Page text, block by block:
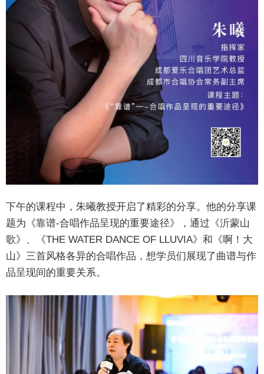
下午的课程中，朱曦教授开启了精彩的分享。他的分享课
题为《靠谱-合唱作品呈现的重要途径》，通过《沂蒙山
歌》、《THE WATER DANCE OF LLUVIA》和《啊！大
山》三首风格各异的合唱作品，想学员们展现了曲谱与作
品呈现间的重要关系。